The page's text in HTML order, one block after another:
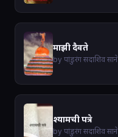
माझी दैवते
by पांडुरंग सदाशिव साने
श्यामची पत्रे
by पांडुरंग सदाशिव साने